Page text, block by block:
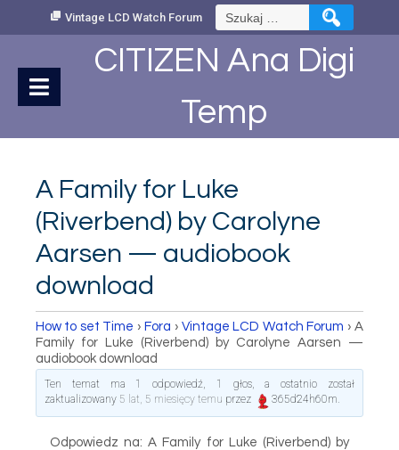
Vintage LCD Watch Forum Szukaj:
CITIZEN Ana Digi
Temp
A Family for Luke
(Riverbend) by Carolyne
Aarsen — audiobook
download
How to set Time › Fora › Vintage LCD Watch Forum › A
Family for Luke (Riverbend) by Carolyne Aarsen —
audiobook download
Ten temat ma 1 odpowiedź, 1 głos, a ostatnio został
zaktualizowany 5 lat, 5 miesięcy temu przez 365d24h60m.
Odpowiedz na: A Family for Luke (Riverbend) by